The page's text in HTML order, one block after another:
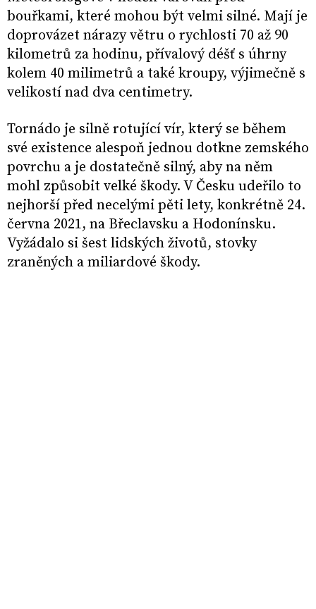
bouřkami, které mohou být velmi silné. Mají je
doprovázet nárazy větru o rychlosti 70 až 90
kilometrů za hodinu, přívalový déšť s úhrny
kolem 40 milimetrů a také kroupy, výjimečně s
velikostí nad dva centimetry.
Tornádo je silně rotující vír, který se během
své existence alespoň jednou dotkne zemského
povrchu a je dostatečně silný, aby na něm
mohl způsobit velké škody. V Česku udeřilo to
nejhorší před necelými pěti lety, konkrétně 24.
června 2021, na Břeclavsku a Hodonínsku.
Vyžádalo si šest lidských životů, stovky
zraněných a miliardové škody.